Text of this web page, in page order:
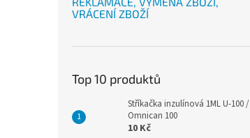
VRÁCENÍ ZBOŽÍ
Top 10 produktů
Stříkačka inzulínová 1ML U-100 /
Omnican 100
10 Kč